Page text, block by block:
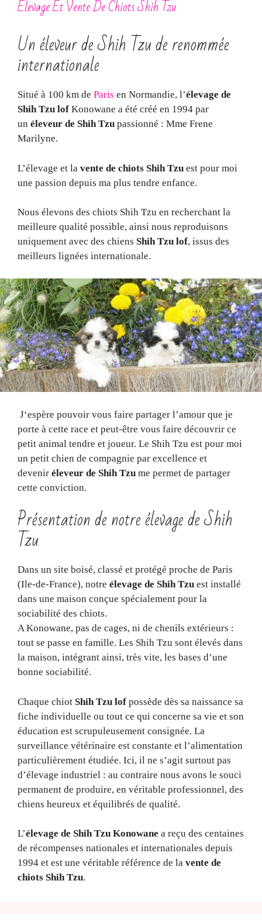
Elevage Et Vente De Chiots Shih Tzu
Un éleveur de Shih Tzu de renommée
internationale
Situé à 100 km de Paris en Normandie, l’élevage de
Shih Tzu lof Konowane a été créé en 1994 par
un éleveur de Shih Tzu passionné : Mme Frene
Marilyne.
L’élevage et la vente de chiots Shih Tzu est pour moi
une passion depuis ma plus tendre enfance.
Nous élevons des chiots Shih Tzu en recherchant la
meilleure qualité possible, ainsi nous reproduisons
uniquement avec des chiens Shih Tzu lof, issus des
meilleurs lignées internationale.
J‘espère pouvoir vous faire partager l’amour que je
porte à cette race et peut-être vous faire découvrir ce
petit animal tendre et joueur. Le Shih Tzu est pour moi
un petit chien de compagnie par excellence et
devenir éleveur de Shih Tzu me permet de partager
cette conviction.
Présentation de notre élevage de Shih
Tzu
Dans un site boisé, classé et protégé proche de Paris
(Ile-de-France), notre élevage de Shih Tzu est installé
dans une maison conçue spécialement pour la
sociabilité des chiots.
A Konowane, pas de cages, ni de chenils extérieurs :
tout se passe en famille. Les Shih Tzu sont élevés dans
la maison, intégrant ainsi, très vite, les bases d’une
bonne sociabilité.
Chaque chiot Shih Tzu lof possède dès sa naissance sa
fiche individuelle ou tout ce qui concerne sa vie et son
éducation est scrupuleusement consignée. La
surveillance vétérinaire est constante et l’alimentation
particulièrement étudiée. Ici, il ne s’agit surtout pas
d’élevage industriel : au contraire nous avons le souci
permanent de produire, en véritable professionnel, des
chiens heureux et équilibrés de qualité.
L’élevage de Shih Tzu Konowane a reçu des centaines
de récompenses nationales et internationales depuis
1994 et est une véritable référence de la vente de
chiots Shih Tzu.